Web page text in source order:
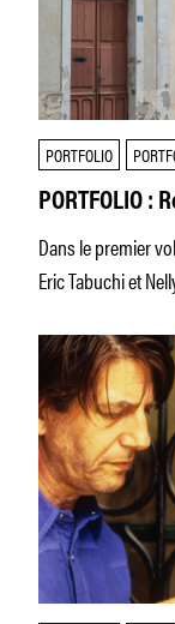
PORTFOLIO
PORTFOLIO :
Dans le premier
Eric Tabuchi et